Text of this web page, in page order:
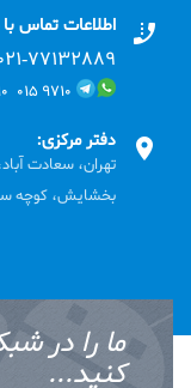
اطلاعات تماس با
۰۲۱-
۹۷۱۰ ۰۱۵ ۰۹۹۰
دفتر مرکزی:
تهران، سعادت
بخشایش، کوچه
ما را در
کنید...